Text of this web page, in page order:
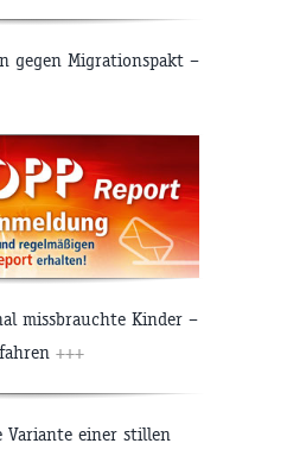
gegen Migrationspakt –
missbrauchte Kinder –
+++
Variante einer stillen